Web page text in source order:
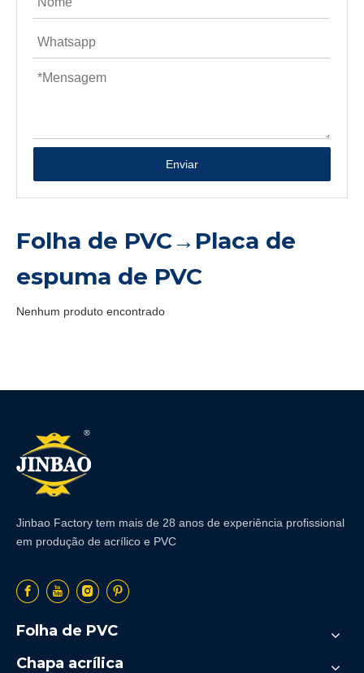
Enviar
Folha de PVC→Placa de
espuma de PVC
Nenhum produto encontrado
Jinbao Factory tem mais de 28 anos de experiência profissional
em produção de acrílico e PVC
Folha de PVC
Chapa acrílica